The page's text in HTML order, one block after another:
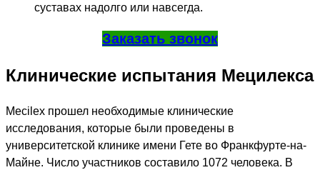
суставах надолго или навсегда.
Заказать звонок
Клинические испытания Мецилекса
Mecilex прошел необходимые клинические
исследования, которые были проведены в
университетской клинике имени Гете во Франкфурте-на-
Майне. Число участников составило 1072 человека. В